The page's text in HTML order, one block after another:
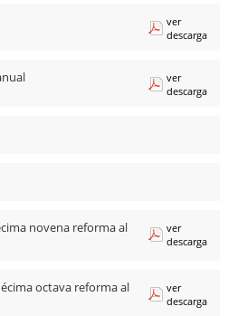
ver
descarga
ver
descarga
novena reforma al
ver
descarga
octava reforma al
ver
descarga